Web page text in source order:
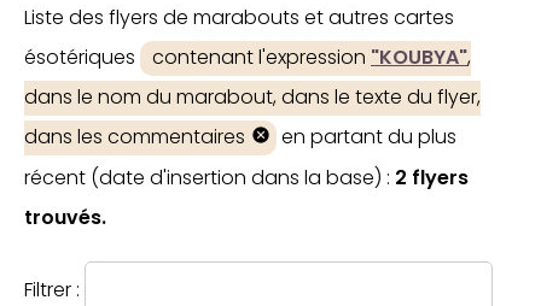
Liste des flyers de marabouts et autres cartes
ésotériques
contenant l'expression "KOUBYA",
dans le nom du marabout, dans le texte du flyer,
dans les commentaires
en partant du plus
récent (date d'insertion dans la base) : 2 flyers
trouvés.
Filtrer :